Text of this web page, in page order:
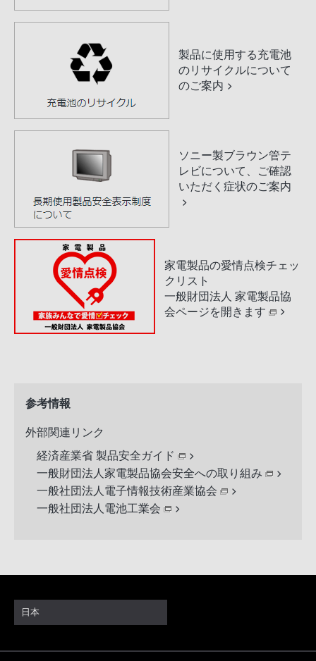
製品に使用する充電池
のリサイクルについて
のご案内
ソニー製ブラウン管テ
レビについて、ご確認
いただく症状のご案内
家電製品の愛情点検チェッ
クリスト
一般財団法人 家電製品協
会ページを開きます
参考情報
外部関連リンク
経済産業省 製品安全ガイド
一般財団法人家電製品協会安全への取り組み
一般社団法人電子情報技術産業協会
一般社団法人電池工業会
日本